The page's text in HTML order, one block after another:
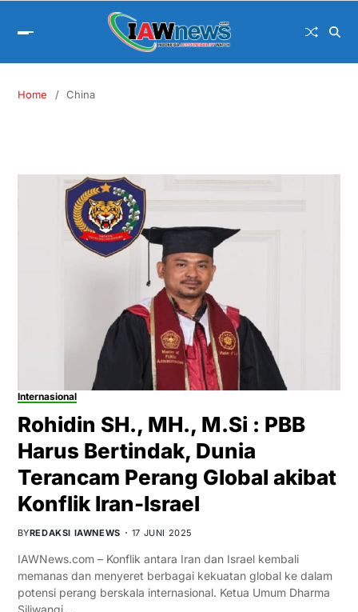
Home China
Internasional
Rohidin SH., MH., M.Si : PBB
Harus Bertindak, Dunia
Terancam Perang Global akibat
Konflik Iran-Israel
BYREDAKSI IAWNEWS 17 JUNI 2025
IAWNews.com – Konflik antara Iran dan Israel kembali
memanas dan menyeret berbagai kekuatan global ke dalam
potensi perang berskala internasional. Ketua Umum Dharma
Siliwangi…